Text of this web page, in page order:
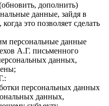
дополнить)
данные, зайдя в
это позволяет сделать
персональные данные
А.Г. письменного
данных,
персональных данных
данных,